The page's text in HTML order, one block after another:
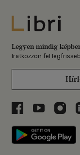
Libri
Legyen mindig
Iratkozzon fel
Libri aLibri a